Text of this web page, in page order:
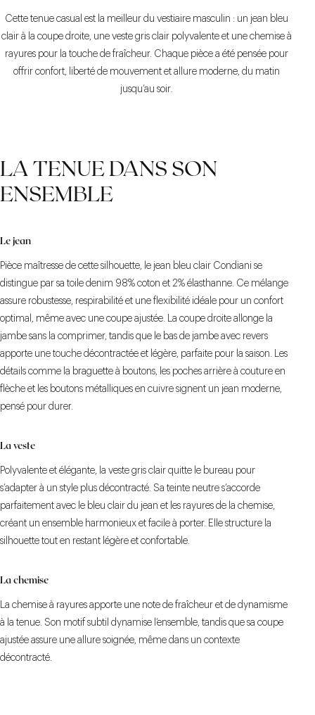
Cette tenue casual est la meilleur du vestiaire masculin : un jean bleu
clair à la coupe droite, une veste gris clair polyvalente et une chemise à
rayures pour la touche de fraîcheur. Chaque pièce a été pensée pour
offrir confort, liberté de mouvement et allure moderne, du matin
jusqu’au soir.
LA TENUE DANS SON
ENSEMBLE
Le jean
Pièce maîtresse de cette silhouette, le jean bleu clair Condiani se
distingue par sa toile denim 98% coton et 2% élasthanne. Ce mélange
assure robustesse, respirabilité et une flexibilité idéale pour un confort
optimal, même avec une coupe ajustée. La coupe droite allonge la
jambe sans la comprimer, tandis que le bas de jambe avec revers
apporte une touche décontractée et légère, parfaite pour la saison. Les
détails comme la braguette à boutons, les poches arrière à couture en
flèche et les boutons métalliques en cuivre signent un jean moderne,
pensé pour durer.
La veste
Polyvalente et élégante, la veste gris clair quitte le bureau pour
s’adapter à un style plus décontracté. Sa teinte neutre s’accorde
parfaitement avec le bleu clair du jean et les rayures de la chemise,
créant un ensemble harmonieux et facile à porter. Elle structure la
silhouette tout en restant légère et confortable.
La chemise
La chemise à rayures apporte une note de fraîcheur et de dynamisme
à la tenue. Son motif subtil dynamise l’ensemble, tandis que sa coupe
ajustée assure une allure soignée, même dans un contexte
décontracté.